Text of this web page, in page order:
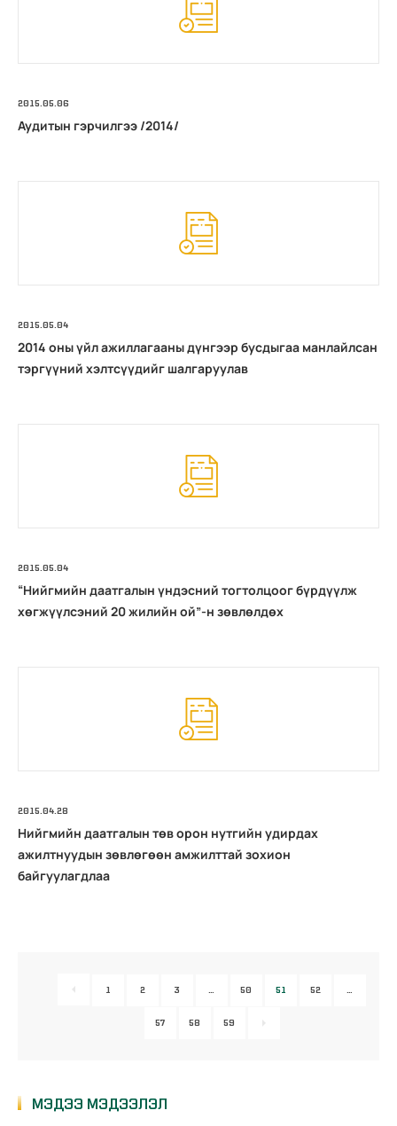
2015.05.06
Аудитын гэрчилгээ /2014/
2015.05.04
2014 оны үйл ажиллагааны дүнгээр бусдыгаа манлайлсан
тэргүүний хэлтсүүдийг шалгаруулав
2015.05.04
“Нийгмийн даатгалын үндэсний тогтолцоог бүрдүүлж
хөгжүүлсэний 20 жилийн ой”-н зөвлөлдөх
2015.04.28
Нийгмийн даатгалын төв орон нутгийн удирдах
ажилтнуудын зөвлөгөөн амжилттай зохион
байгуулагдлаа
1 2 3 … 50 51 52 …
57 58 59
МЭДЭЭ МЭДЭЭЛЭЛ